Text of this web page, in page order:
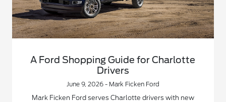
A Ford Shopping Guide for Charlotte
Drivers
June 9, 2026 - Mark Ficken Ford
Mark Ficken Ford serves Charlotte drivers with new